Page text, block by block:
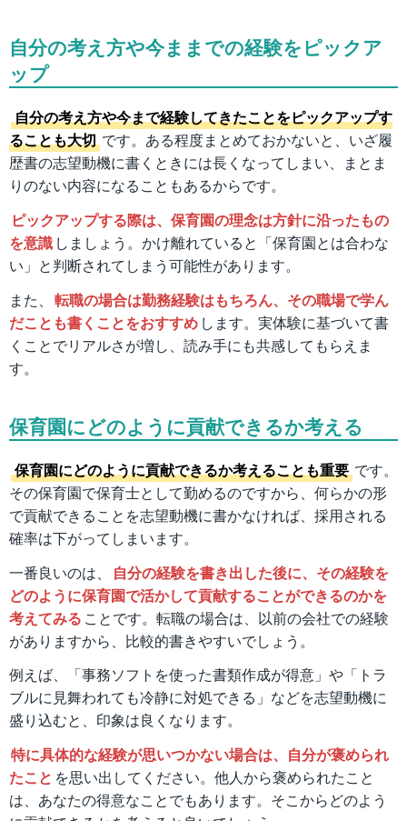
自分の考え方や今ままでの経験をピックア
ップ
自分の考え方や今まで経験してきたことをピックアップす
ることも大切 です。ある程度まとめておかないと、いざ履
歴書の志望動機に書くときには長くなってしまい、まとま
りのない内容になることもあるからです。
ピックアップする際は、保育園の理念は方針に沿ったもの
を意識 しましょう。かけ離れていると「保育園とは合わな
い」と判断されてしまう可能性があります。
また、 転職の場合は勤務経験はもちろん、その職場で学ん
だことも書くことをおすすめ します。実体験に基づいて書
くことでリアルさが増し、読み手にも共感してもらえま
す。
保育園にどのように貢献できるか考える
保育園にどのように貢献できるか考えることも重要 です。
その保育園で保育士として勤めるのですから、何らかの形
で貢献できることを志望動機に書かなければ、採用される
確率は下がってしまいます。
一番良いのは、
自分の経験を書き出した後に、その経験を
どのように保育園で活かして貢献することができるのかを
考えてみる ことです。転職の場合は、以前の会社での経験
がありますから、比較的書きやすいでしょう。
例えば、「事務ソフトを使った書類作成が得意」や「トラ
ブルに見舞われても冷静に対処できる」などを志望動機に
盛り込むと、印象は良くなります。
特に具体的な経験が思いつかない場合は、自分が褒められ
たこと を思い出してください。他人から褒められたこと
は、あなたの得意なことでもあります。そこからどのよう